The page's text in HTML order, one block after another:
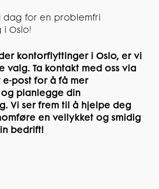
dag for en problemfri
i Oslo!
kontorflyttinger i Oslo, er vi
valg. Ta kontakt med oss via
post for å få mer
planlegge din
Vi ser frem til å hjelpe deg
en vellykket og smidig
bedrift!